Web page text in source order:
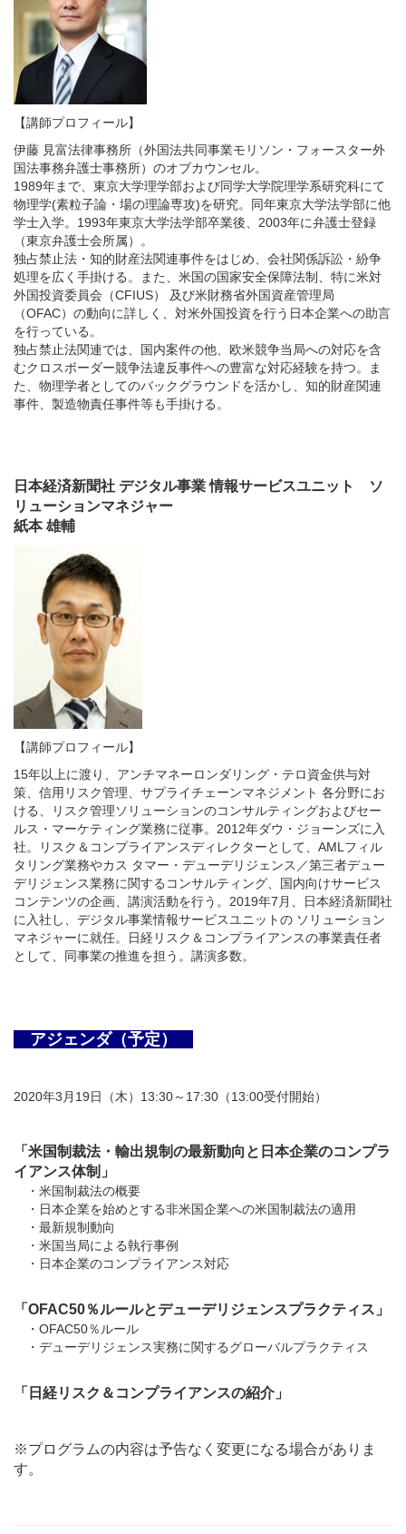
【講師プロフィール】
伊藤 見富法律事務所（外国法共同事業モリソン・フォースター外
国法事務弁護士事務所）のオブカウンセル。
1989年まで、東京大学理学部および同学大学院理学系研究科にて
物理学(素粒子論・場の理論専攻)を研究。同年東京大学法学部に他
学士入学。1993年東京大学法学部卒業後、2003年に弁護士登録
（東京弁護士会所属）。
独占禁止法・知的財産法関連事件をはじめ、会社関係訴訟・紛争
処理を広く手掛ける。また、米国の国家安全保障法制、特に米対
外国投資委員会（CFIUS） 及び米財務省外国資産管理局
（OFAC）の動向に詳しく、対米外国投資を行う日本企業への助言
を行っている。
独占禁止法関連では、国内案件の他、欧米競争当局への対応を含
むクロスボーダー競争法違反事件への豊富な対応経験を持つ。ま
た、物理学者としてのバックグラウンドを活かし、知的財産関連
事件、製造物責任事件等も手掛ける。
日本経済新聞社 デジタル事業 情報サービスユニット ソ
リューションマネジャー
紙本 雄輔
【講師プロフィール】
15年以上に渡り、アンチマネーロンダリング・テロ資金供与対
策、信用リスク管理、サプライチェーンマネジメント 各分野にお
ける、リスク管理ソリューションのコンサルティングおよびセー
ルス・マーケティング業務に従事。2012年ダウ・ジョーンズに入
社。リスク＆コンプライアンスディレクターとして、AMLフィル
タリング業務やカス タマー・デューデリジェンス／第三者デュー
デリジェンス業務に関するコンサルティング、国内向けサービス
コンテンツの企画、講演活動を行う。2019年7月、日本経済新聞社
に入社し、デジタル事業情報サービスユニットの ソリューション
マネジャーに就任。日経リスク＆コンプライアンスの事業責任者
として、同事業の推進を担う。講演多数。
アジェンダ（予定）
2020年3月19日（木）13:30～17:30（13:00受付開始）
「米国制裁法・輸出規制の最新動向と日本企業のコンプラ
イアンス体制」
・米国制裁法の概要
・日本企業を始めとする非米国企業への米国制裁法の適用
・最新規制動向
・米国当局による執行事例
・日本企業のコンプライアンス対応
「OFAC50％ルールとデューデリジェンスプラクティス」
・OFAC50％ルール
・デューデリジェンス実務に関するグローバルプラクティス
「日経リスク＆コンプライアンスの紹介」
※プログラムの内容は予告なく変更になる場合がありま
す。